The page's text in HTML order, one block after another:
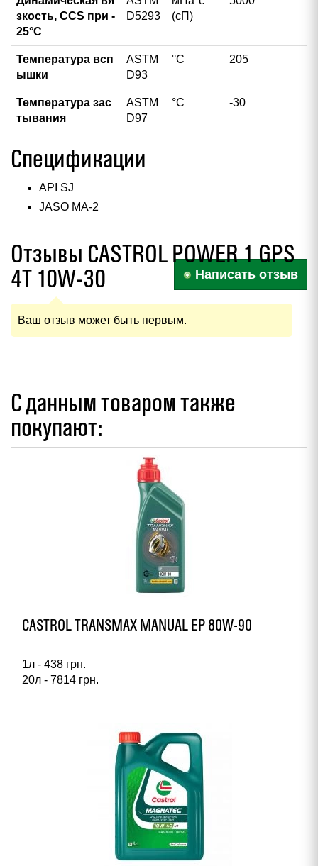
зкость, CCS при -
25°С
D5293
(сП)
Температура всп
ышки
ASTM
D93
°С 205
Температура зас
тывания
ASTM
D97
°С -30
Спецификации
API SJ
JASO MA-2
Отзывы CASTROL POWER 1 GPS
4T 10W-30
Написать отзыв
Ваш отзыв может быть первым.
С данным товаром также
покупают:
CASTROL TRANSMAX MANUAL EP 80W-90
1л - 438 грн.
20л - 7814 грн.